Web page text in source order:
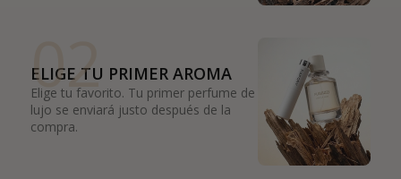
02
ELIGE TU PRIMER AROMA
Elige tu favorito. Tu primer perfume de
lujo se enviará justo después de la
compra.